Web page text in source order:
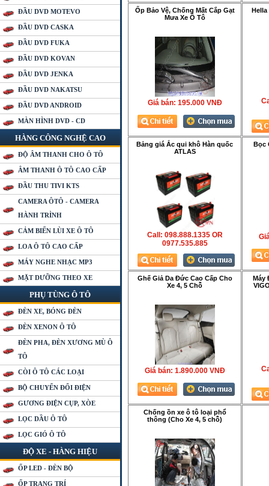
ĐẦU DVD MOTEVO
ĐẦU DVD CASKA
ĐẦU DVD FUKA
ĐẦU DVD KOVAN
ĐẦU DVD JENKA
ĐẦU DVD NAKATSU
ĐẦU DVD ANDROID
MÀN HÌNH DVD - CD
HÀNG CÔNG NGHỆ CAO
ĐỘ ÂM THANH CHO Ô TÔ
ÂM THANH Ô TÔ CAO CẤP
ĐẦU THU TIVI KTS
CAMERA ÔTÔ - CAMERA
HÀNH TRÌNH
CẢM BIẾN LÙI XE Ô TÔ
LOA Ô TÔ CAO CẤP
MÁY NGHE NHẠC MP3
MẶT DƯỠNG THEO XE
PHỤ TÙNG Ô TÔ
ĐÈN XE, BÓNG ĐÈN
ĐÈN XENON Ô TÔ
ĐÈN PHA, ĐÈN XƯƠNG MÙ Ô
TÔ
CÒI Ô TÔ CÁC LOẠI
BỘ CHUYỂN ĐỔI ĐIỆN
GƯƠNG ĐIỆN CỤP, XÒE
LỌC DẦU Ô TÔ
LỌC GIÓ Ô TÔ
ĐỘ XE - HÀNG HIỆU
ỐP LED - ĐÈN BỘ
ỐP TRANG TRÍ
Ốp Bảo Vệ, Chống Mất Cắp Gạt
Mưa Xe Ô Tô
Giá bán: 195.000 VNÐ
Hella
Bảng giá Ắc qui khô Hàn quốc
ATLAS
Call: 098.888.1335 OR
0977.535.885
Bọc
Ghế Giả Da Đức Cao Cấp Cho
Xe 4, 5 Chỗ
Giá bán: 1.890.000 VNÐ
Máy
Chống ồn xe ô tô loại phổ
thông (Cho Xe 4, 5 chỗ)